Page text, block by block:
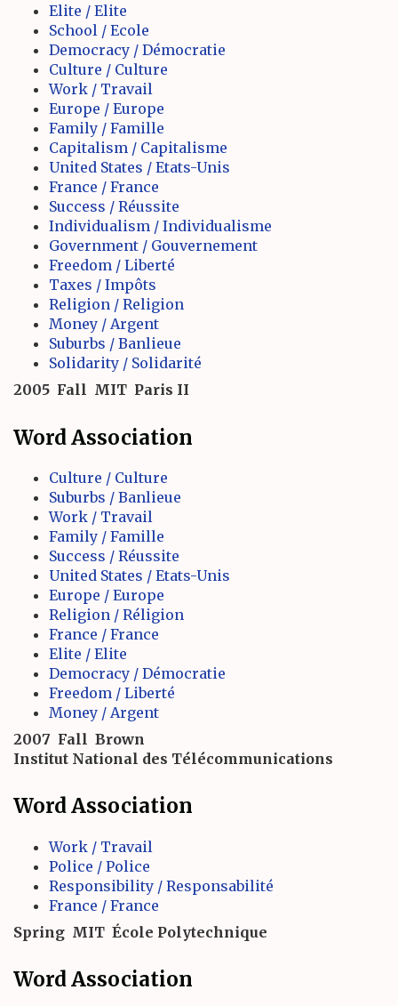
Elite / Elite
School / Ecole
Democracy / Démocratie
Culture / Culture
Work / Travail
Europe / Europe
Family / Famille
Capitalism / Capitalisme
United States / Etats-Unis
France / France
Success / Réussite
Individualism / Individualisme
Government / Gouvernement
Freedom / Liberté
Taxes / Impôts
Religion / Religion
Money / Argent
Suburbs / Banlieue
Solidarity / Solidarité
2005 Fall MIT Paris II
Word Association
Culture / Culture
Suburbs / Banlieue
Work / Travail
Family / Famille
Success / Réussite
United States / Etats-Unis
Europe / Europe
Religion / Réligion
France / France
Elite / Elite
Democracy / Démocratie
Freedom / Liberté
Money / Argent
2007 Fall Brown
Institut National des Télécommunications
Word Association
Work / Travail
Police / Police
Responsibility / Responsabilité
France / France
Spring MIT École Polytechnique
Word Association